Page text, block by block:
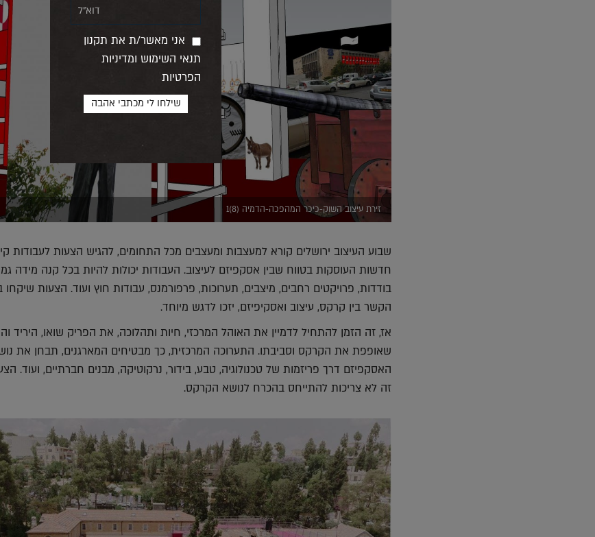
זירת עיצוב השוק-כיכר המהפכה-הדמיה (8)1
שבוע העיצוב ירושלים קורא למעצבות ומעצבים מכל התחומים, להגיש הצעות לעבודות
חדשות העוסקות בטווח שבין אסקפיזם לעיצוב. העבודות יכולות להיות בכל קנה מידה
בודדות, פרויקטים רחבים, מיצבים, תערוכות, פרפורמנס, עבודות חוץ ועוד. הצעות
הקשר בין קרקס, עיצוב ואסקיפיזם, יזכו לדגש מיוחד.
אז, זה הזמן להתחיל לדמיין את האוהל המרכזי, חיות ותהלוכה, את הפריק שואו, היריד
שאופפת את הקרקס וסביבתו. התערוכה המרכזית, כך מבטיחים המארגנים, תבחן את
האסקפיזם דרך פריזמות של טכנולוגיה, טבע, בידור, נרקוטיקה, מבנים חברתיים, ועוד.
זה לא צריכות להתייחס בהכרח לנושא הקרקס.
אני מאשר/ת את תקנון
תנאי השימוש ומדיניות
הפרטיות